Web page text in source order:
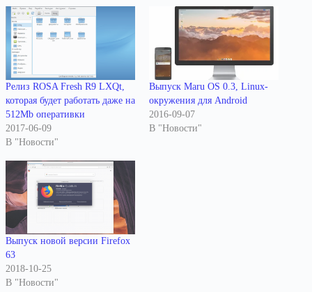
Релиз ROSA Fresh R9 LXQt,
которая будет работать даже на
512Mb оперативки
2017-06-09
В "Новости"
Выпуск Maru OS 0.3, Linux-
окружения для Android
2016-09-07
В "Новости"
Выпуск новой версии Firefox
63
2018-10-25
В "Новости"